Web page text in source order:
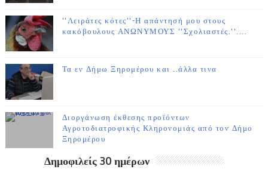
''Λειράτες κότες''-Η απάντησή μου στους
κακόβουλους ΑΝΩΝΥΜΟΥΣ ''Σχολιαστές.''....
Τα εν Δήμω Ξηρομέρου και ..άλλα τινα
Διοργάνωση έκθεσης προϊόντων
Αγροτοδιατροφικής Κληρονομιάς από τον Δήμο
Ξηρομέρου
Δημοφιλείς 30 ημέρων